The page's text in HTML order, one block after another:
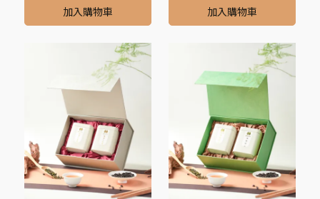
加入購物車 加入購物車